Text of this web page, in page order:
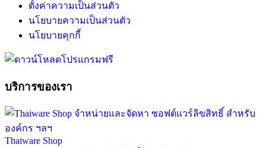
ตั้งค่าความเป็นส่วนตัว
นโยบายความเป็นส่วนตัว
นโยบายคุกกี้
บริการของเรา
Thaiware Shop